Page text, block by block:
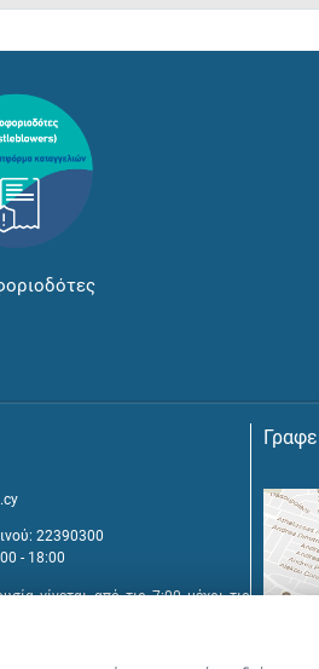
22390300
- 18:00
γίνεται από τις 7:00 μέχρι τις